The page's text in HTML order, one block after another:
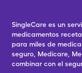
SingleCare es un
medicamentos
para miles de
seguro, Medicare,
combinar con el